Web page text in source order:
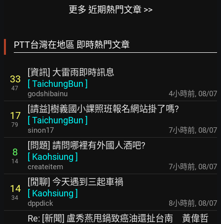
更多 近期熱門文章 >>
PTT台灣在地區 即時熱門文章
33
47
[資訊] 大雷雨即時訊息
[TaichungBun ]
godshibainu 4小時前, 08/07
17
79
[請益]樹義國小課照班報名網站掛了嗎?
[TaichungBun ]
sinon17 7小時前, 08/07
8
14
[問題] 請問哪裡有外國人酒吧?
[ Kaohsiung ]
createitem 7小時前, 08/07
14
34
[閒聊] 今天遇到三起車禍
[ Kaohsiung ]
dppdick 8小時前, 08/07
Re: [新聞] 盧秀燕甩鍋致癌油還扯台南 黃偉哲